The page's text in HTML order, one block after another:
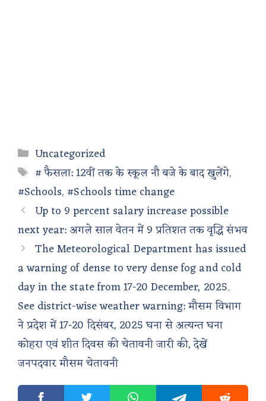
Categories
Uncategorized
Tags
# फैसला: 12वीं तक के स्कूल नौ बजे के बाद खुलेंगे,
#Schools, #Schools time change
Up to 9 percent salary increase possible
next year: अगले साल वेतन में 9 प्रतिशत तक वृद्धि संभव
The Meteorological Department has issued
a warning of dense to very dense fog and cold
day in the state from 17-20 December, 2025.
See district-wise weather warning: मौसम विभाग
ने प्रदेश में 17-20 दिसंबर, 2025 घना से अत्यन्त घना
कोहरा एवं शीत दिवस की चेतावनी जारी की, देखें
जनपदवार मौसम चेतावनी